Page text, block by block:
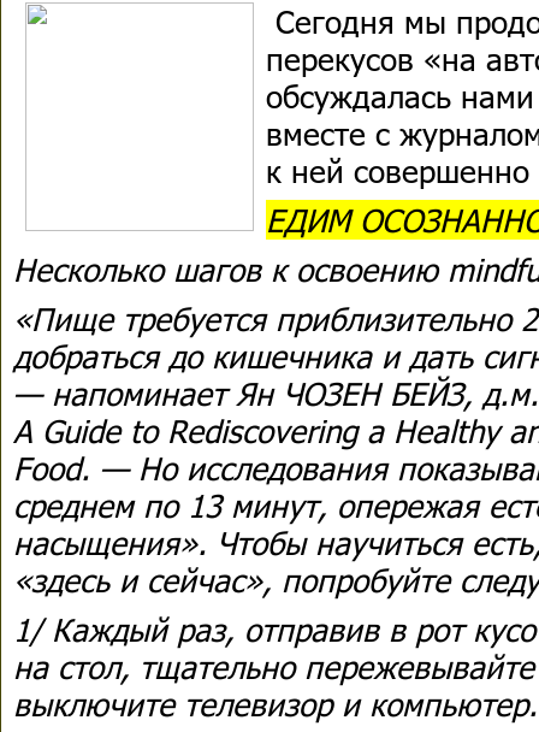
Сегодня мы
перекусов «на
обсуждалась
вместе с
к ней
ЕДИМ
Несколько шагов к освоению
«Пище требуется приблизительно
добраться до кишечника и дать
— напоминает Ян ЧОЗЕН БЕЙЗ,
A Guide to Rediscovering a Healthy
Food. — Но исследования
среднем по 13 минут, опережая
насыщения». Чтобы научиться
«здесь и сейчас», попробуйте
1/ Каждый раз, отправив в рот
на стол, тщательно
выключите телевизор и компьютер.